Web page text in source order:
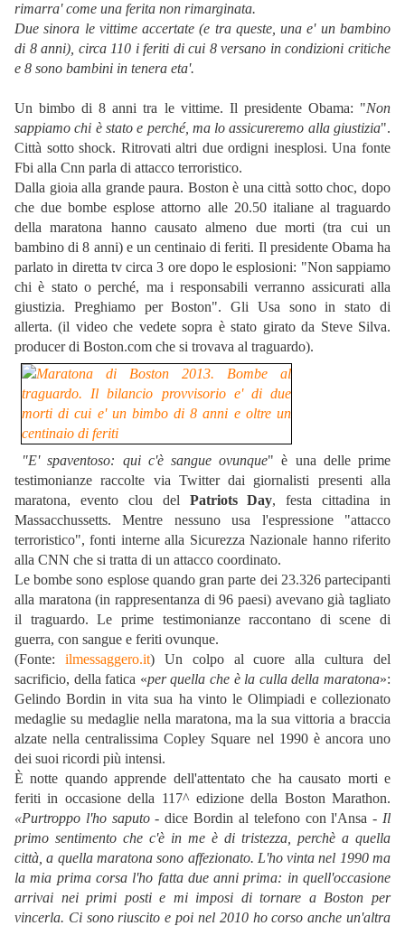
rimarra' come una ferita non rimarginata.
Due sinora le vittime accertate (e tra queste, una e' un bambino
di 8 anni), circa 110 i feriti di cui 8 versano in condizioni critiche
e 8 sono bambini in tenera eta'.
Un bimbo di 8 anni tra le vittime. Il presidente Obama: "Non
sappiamo chi è stato e perché, ma lo assicureremo alla giustizia".
Città sotto shock. Ritrovati altri due ordigni inesplosi. Una fonte
Fbi alla Cnn parla di attacco terroristico.
Dalla gioia alla grande paura. Boston è una città sotto choc, dopo
che due bombe esplose attorno alle 20.50 italiane al traguardo
della maratona hanno causato almeno due morti (tra cui un
bambino di 8 anni) e un centinaio di feriti. Il presidente Obama ha
parlato in diretta tv circa 3 ore dopo le esplosioni: "Non sappiamo
chi è stato o perché, ma i responsabili verranno assicurati alla
giustizia. Preghiamo per Boston". Gli Usa sono in stato di
allerta. (il video che vedete sopra è stato girato da Steve Silva.
producer di Boston.com che si trovava al traguardo).
"E' spaventoso: qui c'è sangue ovunque" è una delle prime
testimonianze raccolte via Twitter dai giornalisti presenti alla
maratona, evento clou del Patriots Day, festa cittadina in
Massacchussetts. Mentre nessuno usa l'espressione "attacco
terroristico", fonti interne alla Sicurezza Nazionale hanno riferito
alla CNN che si tratta di un attacco coordinato.
Le bombe sono esplose quando gran parte dei 23.326 partecipanti
alla maratona (in rappresentanza di 96 paesi) avevano già tagliato
il traguardo. Le prime testimonianze raccontano di scene di
guerra, con sangue e feriti ovunque.
(Fonte: ilmessaggero.it) Un colpo al cuore alla cultura del
sacrificio, della fatica «per quella che è la culla della maratona»:
Gelindo Bordin in vita sua ha vinto le Olimpiadi e collezionato
medaglie su medaglie nella maratona, ma la sua vittoria a braccia
alzate nella centralissima Copley Square nel 1990 è ancora uno
dei suoi ricordi più intensi.
È notte quando apprende dell'attentato che ha causato morti e
feriti in occasione della 117^ edizione della Boston Marathon.
«Purtroppo l'ho saputo- dice Bordin al telefono con l'Ansa - Il
primo sentimento che c'è in me è di tristezza, perchè a quella
città, a quella maratona sono affezionato. L'ho vinta nel 1990 ma
la mia prima corsa l'ho fatta due anni prima: in quell'occasione
arrivai nei primi posti e mi imposi di tornare a Boston per
vincerla. Ci sono riuscito e poi nel 2010 ho corso anche un'altra